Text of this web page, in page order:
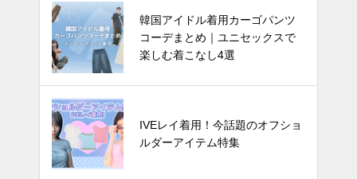
韓国アイドル着用カーゴパンツ
コーデまとめ｜ユニセックスで
楽しむ着こなし4選
IVEレイ着用！今話題のオフショ
ルダーアイテム特集
四葉のクローバーで運気爆上が
り? 韓国でバズってるラッキーア
イテム 5選
可愛い水着が見つかる！今夏 韓
国のワンピース水着＆ビキニ水着